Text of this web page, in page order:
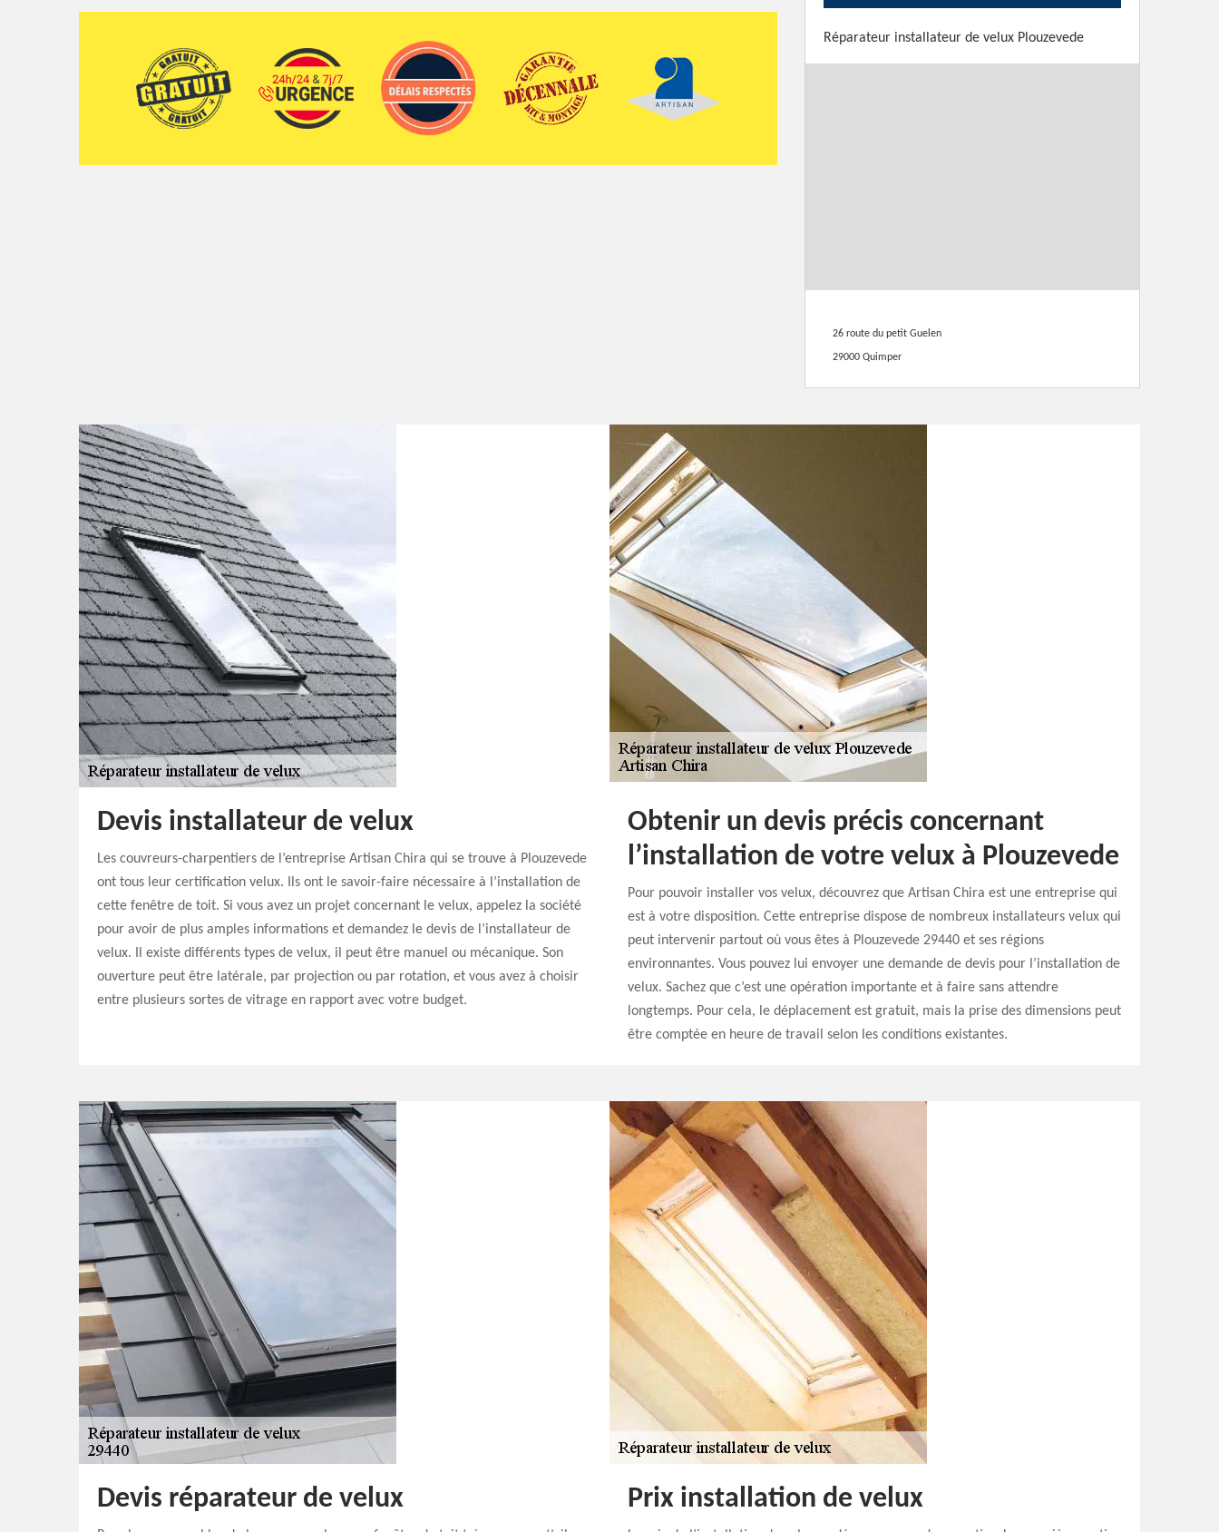
Réparateur installateur de velux Plouzevede
26 route du petit Guelen
29000 Quimper
Devis installateur de velux
Les couvreurs-charpentiers de l’entreprise Artisan Chira qui se trouve à Plouzevede
ont tous leur certification velux. Ils ont le savoir-faire nécessaire à l’installation de
cette fenêtre de toit. Si vous avez un projet concernant le velux, appelez la société
pour avoir de plus amples informations et demandez le devis de l’installateur de
velux. Il existe différents types de velux, il peut être manuel ou mécanique. Son
ouverture peut être latérale, par projection ou par rotation, et vous avez à choisir
entre plusieurs sortes de vitrage en rapport avec votre budget.
Obtenir un devis précis concernant
l’installation de votre velux à Plouzevede
Pour pouvoir installer vos velux, découvrez que Artisan Chira est une entreprise qui
est à votre disposition. Cette entreprise dispose de nombreux installateurs velux qui
peut intervenir partout où vous êtes à Plouzevede 29440 et ses régions
environnantes. Vous pouvez lui envoyer une demande de devis pour l’installation de
velux. Sachez que c’est une opération importante et à faire sans attendre
longtemps. Pour cela, le déplacement est gratuit, mais la prise des dimensions peut
être comptée en heure de travail selon les conditions existantes.
Devis réparateur de velux Prix installation de velux